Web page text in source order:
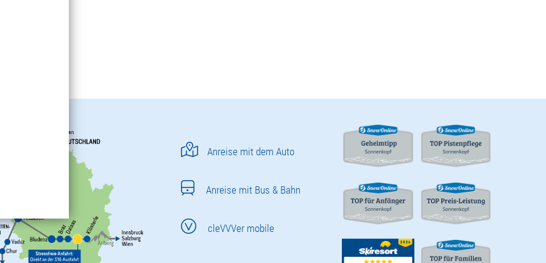
Anreise mit dem Auto
Anreise mit Bus & Bahn
cleVVVer mobile